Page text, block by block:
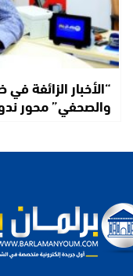
“الأخبار الزائفة
والصحفي” محور